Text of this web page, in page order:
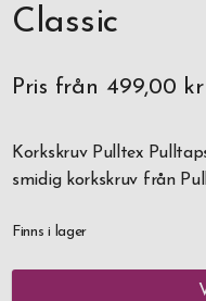
Classic
Pris från 499,00 kr
Korkskruv Pulltex
smidig korkskruv från
Finns i lager